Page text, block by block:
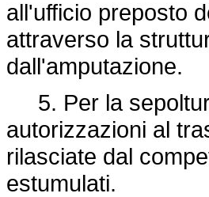
all'ufficio preposto
attraverso la
dall'amputazione.
5. Per la
autorizzazioni al
rilasciate dal
estumulati.